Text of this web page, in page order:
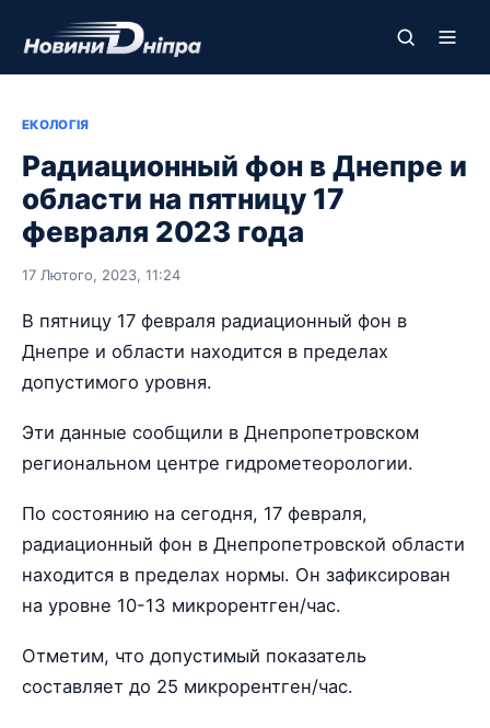
ЕКОЛОГІЯ
Радиационный фон в Днепре и
области на пятницу 17
февраля 2023 года
17 Лютого, 2023, 11:24
В пятницу 17 февраля радиационный фон в
Днепре и области находится в пределах
допустимого уровня.
Эти данные сообщили в Днепропетровском
региональном центре гидрометеорологии.
По состоянию на сегодня, 17 февраля,
радиационный фон в Днепропетровской области
находится в пределах нормы. Он зафиксирован
на уровне 10-13 микрорентген/час.
Отметим, что допустимый показатель
составляет до 25 микрорентген/час.